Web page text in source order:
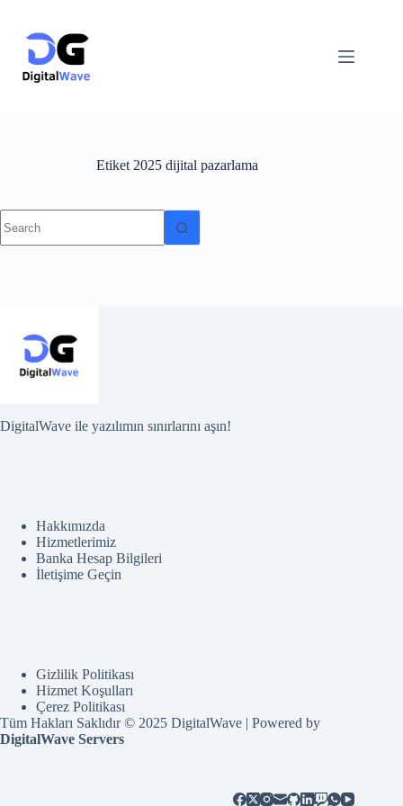
content
Etiket 2025 dijital pazarlama
results
DigitalWave ile yazılımın sınırlarını aşın!
Hakkımızda
Hizmetlerimiz
Banka Hesap Bilgileri
İletişime Geçin
Gizlilik Politikası
Hizmet Koşulları
Çerez Politikası
Tüm Hakları Saklıdır © 2025 DigitalWave | Powered by
DigitalWave Servers